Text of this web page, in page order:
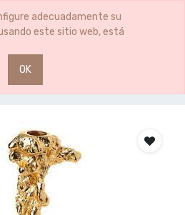
adecuadamente su
este sitio web, está
OK
0 0
CERA CAYENDO